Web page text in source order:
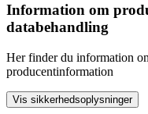
Information om
databehandling
Her finder du information
producentinformation
Vis sikkerhedsoplysninger